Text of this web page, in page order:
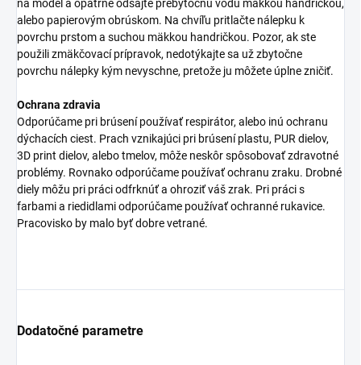
na model a opatrne odsajte prebytočnú vodu mäkkou handričkou,
alebo papierovým obrúskom. Na chvíľu pritlačte nálepku k
povrchu prstom a suchou mäkkou handričkou. Pozor, ak ste
použili zmäkčovací prípravok, nedotýkajte sa už zbytočne
povrchu nálepky kým nevyschne, pretože ju môžete úplne zničiť.
Ochrana zdravia
Odporúčame pri brúsení používať respirátor, alebo inú ochranu
dýchacích ciest. Prach vznikajúci pri brúsení plastu, PUR dielov,
3D print dielov, alebo tmelov, môže neskôr spôsobovať zdravotné
problémy. Rovnako odporúčame používať ochranu zraku. Drobné
diely môžu pri práci odfrknúť a ohroziť váš zrak. Pri práci s
farbami a riedidlami odporúčame používať ochranné rukavice.
Pracovisko by malo byť dobre vetrané.
Dodatočné parametre